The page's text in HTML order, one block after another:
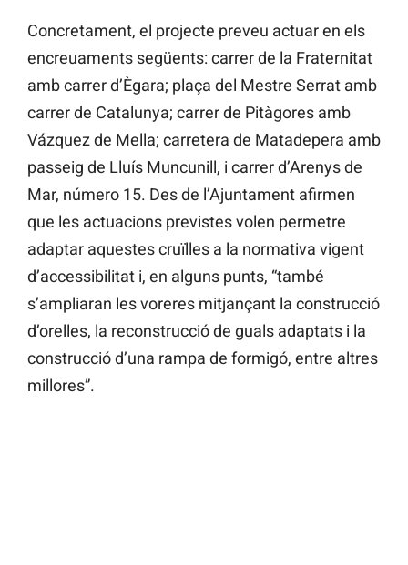
Concretament, el projecte preveu actuar en els
encreuaments següents: carrer de la Fraternitat
amb carrer d’Ègara; plaça del Mestre Serrat amb
carrer de Catalunya; carrer de Pitàgores amb
Vázquez de Mella; carretera de Matadepera amb
passeig de Lluís Muncunill, i carrer d’Arenys de
Mar, número 15. Des de l’Ajuntament afirmen
que les actuacions previstes volen permetre
adaptar aquestes cruïlles a la normativa vigent
d’accessibilitat i, en alguns punts, “també
s’ampliaran les voreres mitjançant la construcció
d’orelles, la reconstrucció de guals adaptats i la
construcció d’una rampa de formigó, entre altres
millores”.